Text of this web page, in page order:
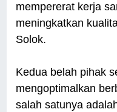
mempererat kerja
meningkatkan
Solok.
Kedua belah pihak
mengoptimalkan
salah satunya